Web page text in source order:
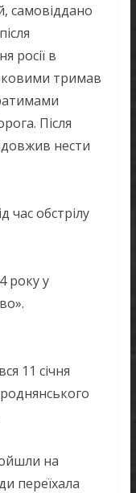
самовіддано
росії в
тримав
Після
нести
час обстрілу
року у
11 січня
на
переїхала